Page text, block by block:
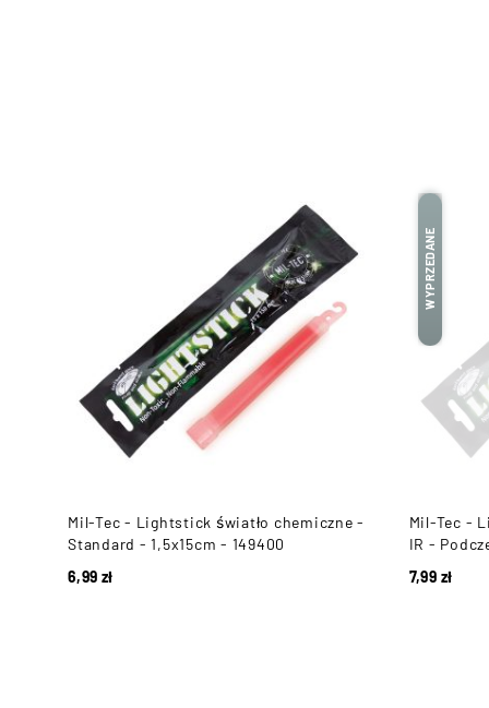
Mil-Tec - Lightstick światło chemiczne -
Standard - 1,5x15cm - 149400
6,99 zł
WYPRZEDANE
Mil-Tec -
IR -
7,99 zł